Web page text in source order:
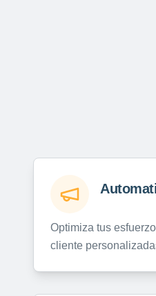
Optimiza tus
cliente